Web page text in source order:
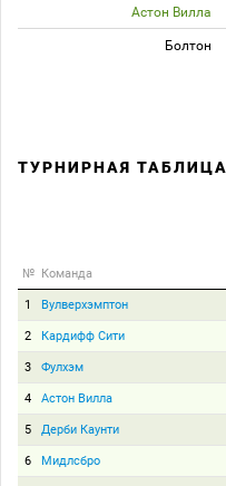
Астон Вилла
Болтон
ТУРНИРНАЯ ТАБЛИЦА
№ Команда
1 Вулверхэмптон
2 Кардифф Сити
3 Фулхэм
4 Астон Вилла
5 Дерби Каунти
6 Мидлсбро